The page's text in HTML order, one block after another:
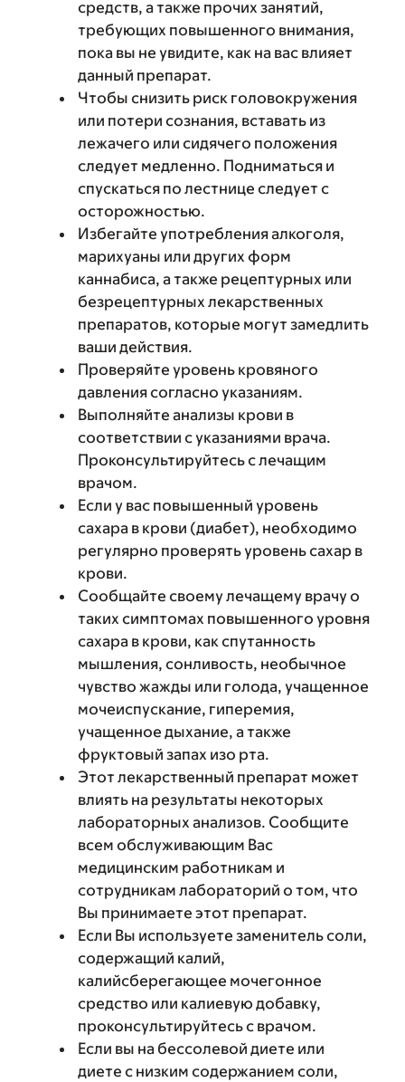
средств, а также прочих занятий,
требующих повышенного внимания,
пока вы не увидите, как на вас влияет
данный препарат.
Чтобы снизить риск головокружения
или потери сознания, вставать из
лежачего или сидячего положения
следует медленно. Подниматься и
спускаться по лестнице следует с
осторожностью.
Избегайте употребления алкоголя,
марихуаны или других форм
каннабиса, а также рецептурных или
безрецептурных лекарственных
препаратов, которые могут замедлить
ваши действия.
Проверяйте уровень кровяного
давления согласно указаниям.
Выполняйте анализы крови в
соответствии с указаниями врача.
Проконсультируйтесь с лечащим
врачом.
Если у вас повышенный уровень
сахара в крови (диабет), необходимо
регулярно проверять уровень сахар в
крови.
Сообщайте своему лечащему врачу о
таких симптомах повышенного уровня
сахара в крови, как спутанность
мышления, сонливость, необычное
чувство жажды или голода, учащенное
мочеиспускание, гиперемия,
учащенное дыхание, а также
фруктовый запах изо рта.
Этот лекарственный препарат может
влиять на результаты некоторых
лабораторных анализов. Сообщите
всем обслуживающим Вас
медицинским работникам и
сотрудникам лабораторий о том, что
Вы принимаете этот препарат.
Если Вы используете заменитель соли,
содержащий калий,
калийсберегающее мочегонное
средство или калиевую добавку,
проконсультируйтесь с врачом.
Если вы на бессолевой диете или
диете с низким содержанием соли,